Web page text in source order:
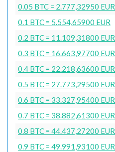
0.05 BTC = 2.777,32950 EUR
0.1 BTC = 5.554,65900 EUR
0.2 BTC = 11.109,31800 EUR
0.3 BTC = 16.663,97700 EUR
0.4 BTC = 22.218,63600 EUR
0.5 BTC = 27.773,29500 EUR
0.6 BTC = 33.327,95400 EUR
0.7 BTC = 38.882,61300 EUR
0.8 BTC = 44.437,27200 EUR
0.9 BTC = 49.991,93100 EUR